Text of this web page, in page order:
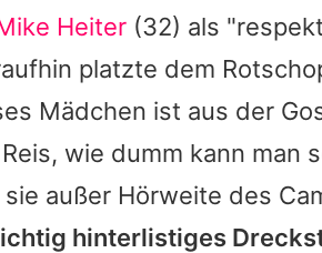
Heiter (32) als
platzte dem
Mädchen ist aus der
wie dumm kann man
außer Hörweite des
hinterlistiges